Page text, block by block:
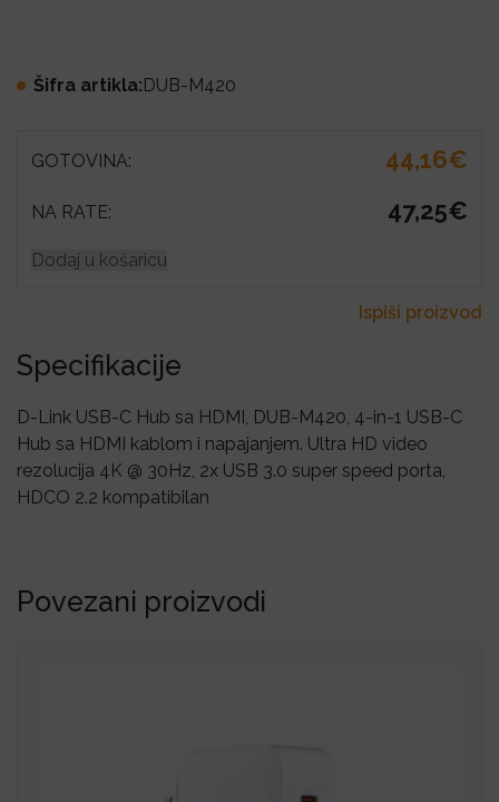
Šifra artikla:DUB-M420
GOTOVINA: 44,16€
NA RATE: 47,25€
Dodaj u košaricu
Ispiši proizvod
Specifikacije
D-Link USB-C Hub sa HDMI, DUB-M420, 4-in-1 USB-C
Hub sa HDMI kablom i napajanjem. Ultra HD video
rezolucija 4K @ 30Hz, 2x USB 3.0 super speed porta,
HDCO 2.2 kompatibilan
Povezani proizvodi